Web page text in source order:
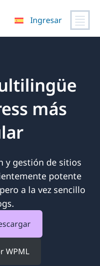
Ingresar
más
y gestión de sitios
potente
a la vez sencillo
WPML